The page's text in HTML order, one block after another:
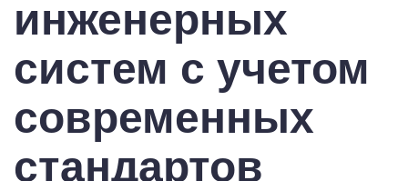
инженерных
систем с учетом
современных
стандартов